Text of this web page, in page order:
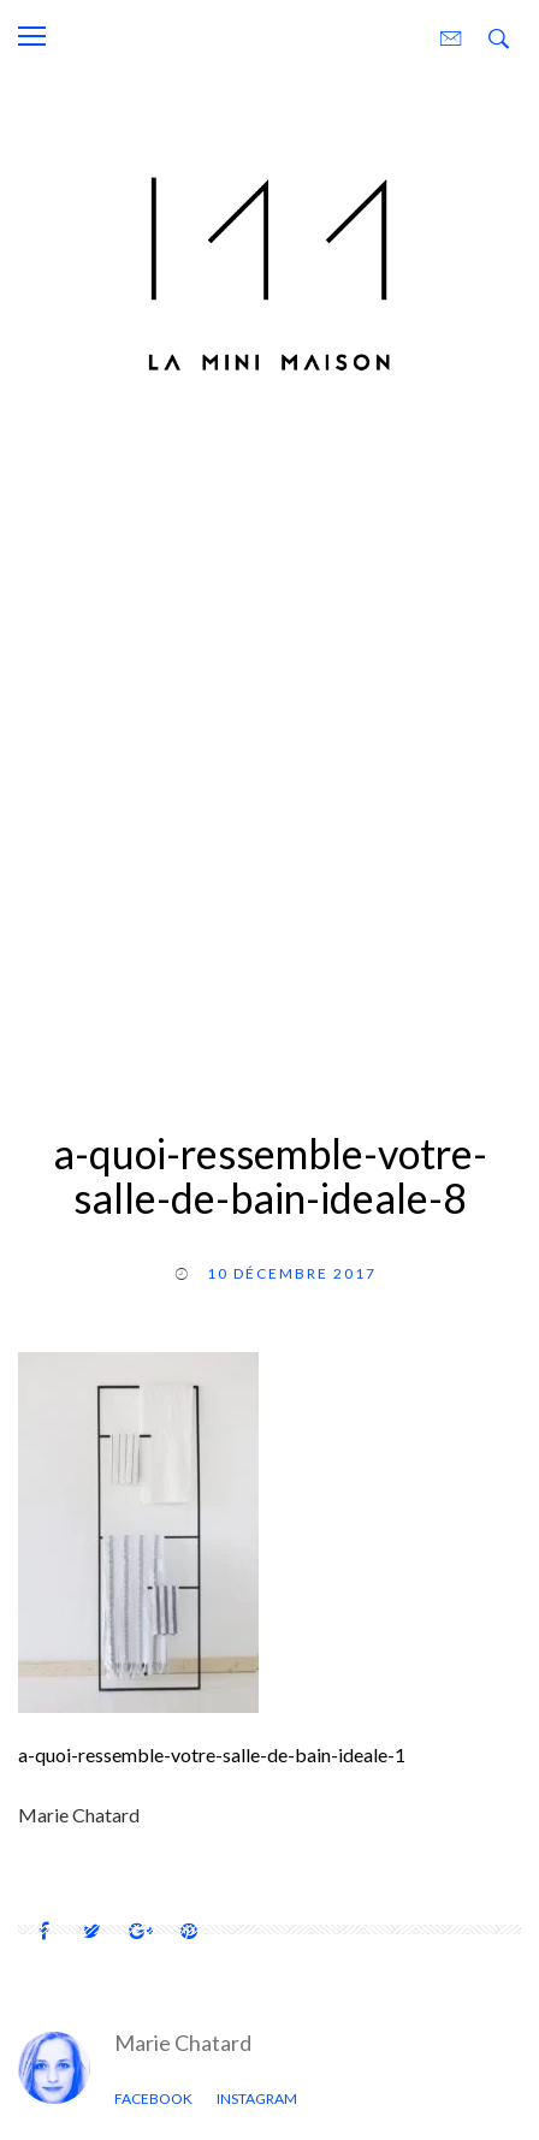
a-quoi-ressemble-votre-
salle-de-bain-ideale-8
10 DÉCEMBRE 2017
a-quoi-ressemble-votre-salle-de-bain-ideale-1
Marie Chatard
Marie Chatard
FACEBOOK INSTAGRAM